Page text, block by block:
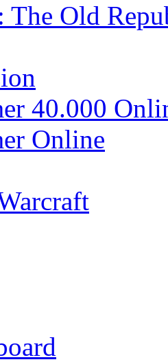
The Old
40.000
Online